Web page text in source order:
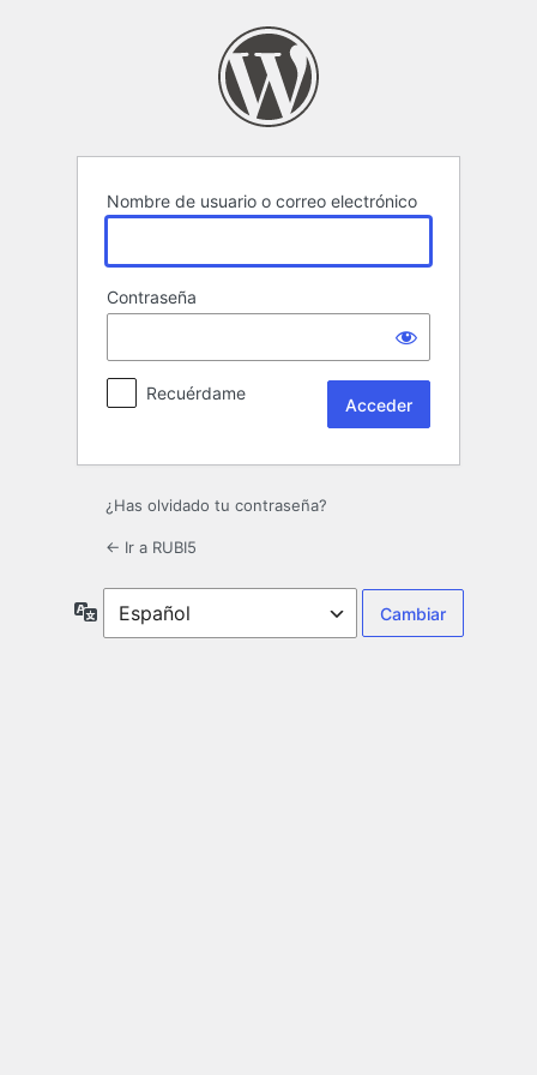
Nombre de usuario o correo electrónico
Contraseña
Recuérdame
¿Has olvidado tu contraseña?
← Ir a RUBI5
Idioma